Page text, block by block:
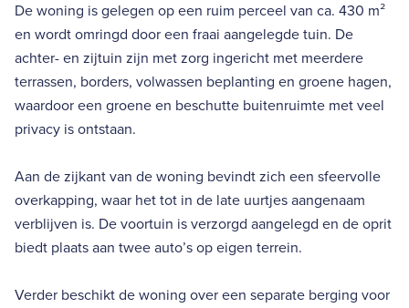
De woning is gelegen op een ruim perceel van ca. 430 m²
en wordt omringd door een fraai aangelegde tuin. De
achter- en zijtuin zijn met zorg ingericht met meerdere
terrassen, borders, volwassen beplanting en groene hagen,
waardoor een groene en beschutte buitenruimte met veel
privacy is ontstaan.
Aan de zijkant van de woning bevindt zich een sfeervolle
overkapping, waar het tot in de late uurtjes aangenaam
verblijven is. De voortuin is verzorgd aangelegd en de oprit
biedt plaats aan twee auto’s op eigen terrein.
Verder beschikt de woning over een separate berging voor